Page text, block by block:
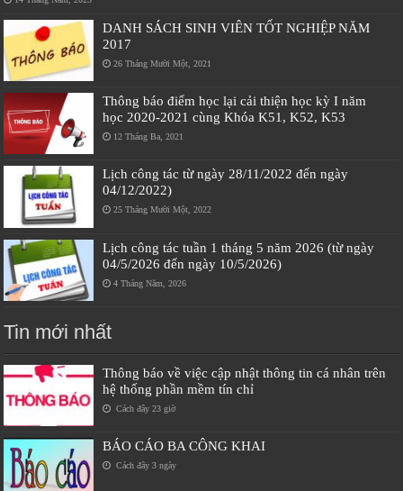
DANH SÁCH SINH VIÊN TỐT NGHIỆP NĂM
2017
26 Tháng Mười Một, 2021
Thông báo điểm học lại cải thiện học kỳ I năm
học 2020-2021 cùng Khóa K51, K52, K53
12 Tháng Ba, 2021
Lịch công tác từ ngày 28/11/2022 đến ngày
04/12/2022)
25 Tháng Mười Một, 2022
Lịch công tác tuần 1 tháng 5 năm 2026 (từ ngày
04/5/2026 đến ngày 10/5/2026)
4 Tháng Năm, 2026
Tin mới nhất
Thông báo về việc cập nhật thông tin cá nhân trên
hệ thống phần mềm tín chỉ
Cách đây 23 giờ
BÁO CÁO BA CÔNG KHAI
Cách đây 3 ngày